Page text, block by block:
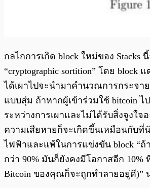
กลไกการเกิด block ใหม่ของ Stacks
“cryptographic sortition” โดย block
ได้เผาไปจะนำมาคำนวณการกระจา
แบบสุ่ม ถ้าหากผู้เข้าร่วมใช้ bitcoin ไ
ระหว่างการเผาและไม่ได้รับสิ่งจูงใจ
ความเสียหายก็จะเกิดขึ้นเหมือนกับที่
ไฟฟ้าและแพ้ในการแข่งขัน block “ถ้
กว่า 90% มันก็ยังคงมีโอกาสอีก
Bitcoin ของคุณก็จะถูกทำลายอยู่ดี)”